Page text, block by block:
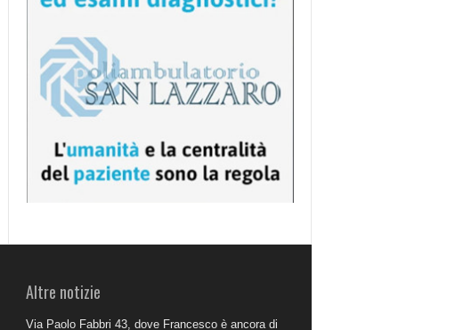
Altre notizie
Via Paolo Fabbri 43, dove Francesco è ancora di